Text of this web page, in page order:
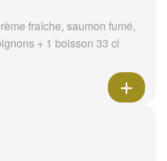
fraîche, saumon fumé,
+ 1 boisson 33 cl